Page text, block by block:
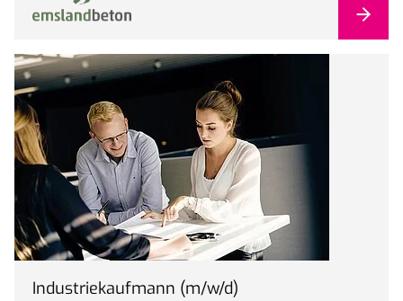
Industriekaufmann (m/w/d)